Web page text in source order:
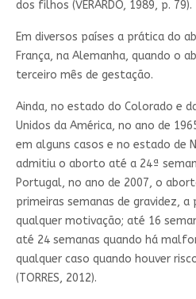
dos filhos (VERARDO, 1989, p. 79).
Em diversos países a prática do
França, na Alemanha, quando o
terceiro mês de gestação.
Ainda, no estado do Colorado e
Unidos da América, no ano de
em alguns casos e no estado de
admitiu o aborto até a 24ª
Portugal, no ano de 2007, o
primeiras semanas de gravidez, a
qualquer motivação; até 16
até 24 semanas quando há
qualquer caso quando houver
(TORRES, 2012).